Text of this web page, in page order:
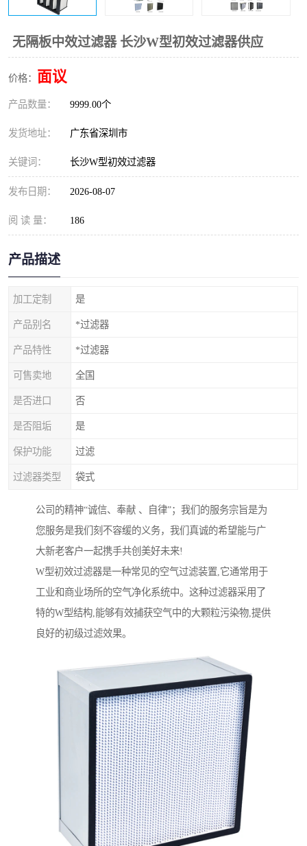
无隔板中效过滤器 长沙W型初效过滤器供应
价格： 面议
产品数量： 9999.00个
发货地址： 广东省深圳市
关键词： 长沙W型初效过滤器
发布日期： 2026-08-07
阅 读 量： 186
产品描述
加工定制 是
产品别名 *过滤器
产品特性 *过滤器
可售卖地 全国
是否进口 否
是否阻垢 是
保护功能 过滤
过滤器类型 袋式
公司的精神“诚信、奉献 、自律”；我们的服务宗旨是为
您服务是我们刻不容缓的义务，我们真诚的希望能与广
大新老客户一起携手共创美好未来!
W型初效过滤器是一种常见的空气过滤装置,它通常用于
工业和商业场所的空气净化系统中。这种过滤器采用了
特的W型结构,能够有效捕获空气中的大颗粒污染物,提供
良好的初级过滤效果。